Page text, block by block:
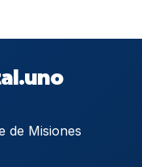
de Misiones